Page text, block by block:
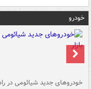
خودرو
خودروهای جدید شیائومی در راه